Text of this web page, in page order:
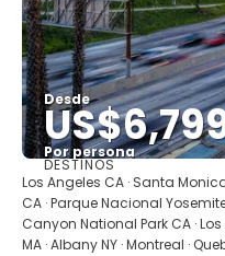
Desde
Por persona
DESTINOS
Los Angeles CA · Santa
CA · Parque Nacional
Canyon National Park CA · Los
MA · Albany NY · Montreal ·